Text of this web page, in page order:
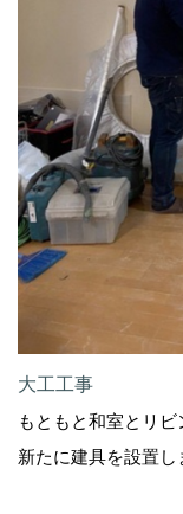
大工工事
もともと和室とリビ
新たに建具を設置し